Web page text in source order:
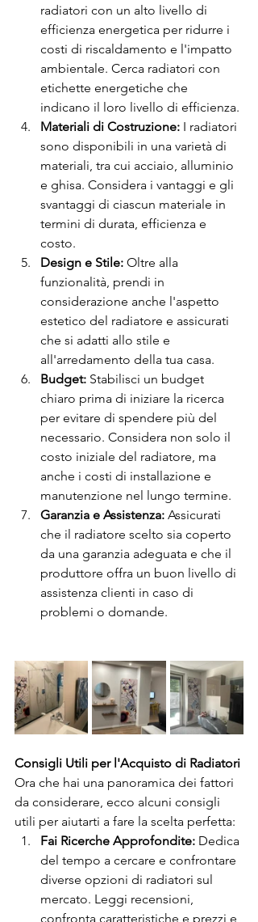
radiatori con un alto livello di
efficienza energetica per ridurre i
costi di riscaldamento e l'impatto
ambientale. Cerca radiatori con
etichette energetiche che
indicano il loro livello di efficienza.
Materiali di Costruzione: I radiatori
sono disponibili in una varietà di
materiali, tra cui acciaio, alluminio
e ghisa. Considera i vantaggi e gli
svantaggi di ciascun materiale in
termini di durata, efficienza e
costo.
Design e Stile: Oltre alla
funzionalità, prendi in
considerazione anche l'aspetto
estetico del radiatore e assicurati
che si adatti allo stile e
all'arredamento della tua casa.
Budget: Stabilisci un budget
chiaro prima di iniziare la ricerca
per evitare di spendere più del
necessario. Considera non solo il
costo iniziale del radiatore, ma
anche i costi di installazione e
manutenzione nel lungo termine.
Garanzia e Assistenza: Assicurati
che il radiatore scelto sia coperto
da una garanzia adeguata e che il
produttore offra un buon livello di
assistenza clienti in caso di
problemi o domande.
Consigli Utili per l'Acquisto di Radiatori
Ora che hai una panoramica dei fattori
da considerare, ecco alcuni consigli
utili per aiutarti a fare la scelta perfetta:
Fai Ricerche Approfondite: Dedica
del tempo a cercare e confrontare
diverse opzioni di radiatori sul
mercato. Leggi recensioni,
confronta caratteristiche e prezzi e